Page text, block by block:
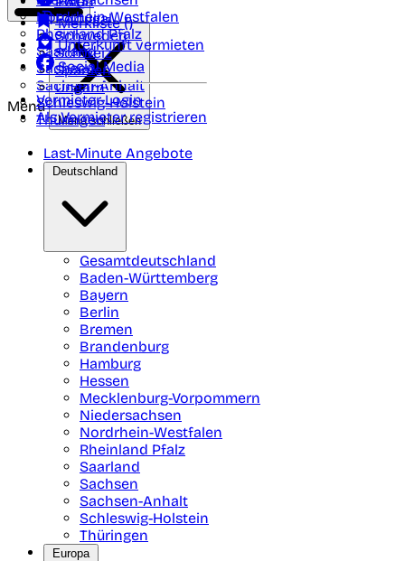
Nordrhein-Westfalen
Rheinland Pfalz
Saarland
Sachsen
Sachsen-Anhalt
Schleswig-Holstein
Thüringen
Portugal
Schweden
Schweiz
Spanien
Ungarn
Merkliste ()
Unterkunft vermieten
Social Media
Vermieter-Login
Als Vermieter registrieren
Menü
Menü schließen
Last-Minute Angebote
Deutschland
Gesamtdeutschland
Baden-Württemberg
Bayern
Berlin
Bremen
Brandenburg
Hamburg
Hessen
Mecklenburg-Vorpommern
Niedersachsen
Nordrhein-Westfalen
Rheinland Pfalz
Saarland
Sachsen
Sachsen-Anhalt
Schleswig-Holstein
Thüringen
Europa